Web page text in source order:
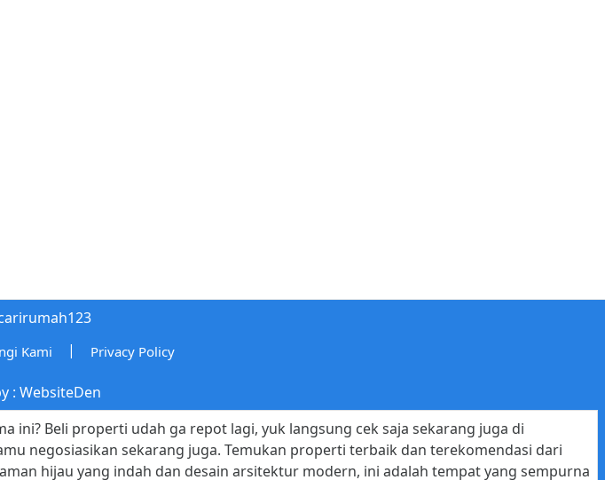
Kami | Privacy Policy
: WebsiteDen
ini? Beli properti udah ga repot lagi, yuk langsung cek saja sekarang juga di
negosiasikan sekarang juga. Temukan properti terbaik dan terekomendasi dari
hijau yang indah dan desain arsitektur modern, ini adalah tempat yang sempurna